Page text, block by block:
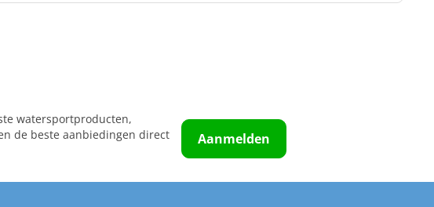
watersportproducten,
de beste aanbiedingen direct
Aanmelden